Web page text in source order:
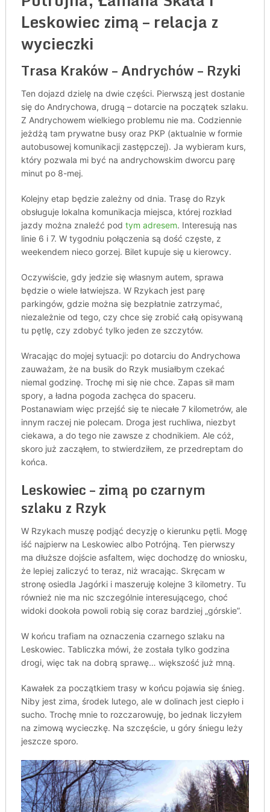
Leskowiec zimą – relacja z
wycieczki
Trasa Kraków – Andrychów – Rzyki
Ten dojazd dzielę na dwie części. Pierwszą jest dostanie
się do Andrychowa, drugą – dotarcie na początek szlaku.
Z Andrychowem wielkiego problemu nie ma. Codziennie
jeżdżą tam prywatne busy oraz PKP (aktualnie w formie
autobusowej komunikacji zastępczej). Ja wybieram kurs,
który pozwala mi być na andrychowskim dworcu parę
minut po 8-mej.
Kolejny etap będzie zależny od dnia. Trasę do Rzyk
obsługuje lokalna komunikacja miejsca, której rozkład
jazdy można znaleźć pod tym adresem. Interesują nas
linie 6 i 7. W tygodniu połączenia są dość częste, z
weekendem nieco gorzej. Bilet kupuje się u kierowcy.
Oczywiście, gdy jedzie się własnym autem, sprawa
będzie o wiele łatwiejsza. W Rzykach jest parę
parkingów, gdzie można się bezpłatnie zatrzymać,
niezależnie od tego, czy chce się zrobić całą opisywaną
tu pętlę, czy zdobyć tylko jeden ze szczytów.
Wracając do mojej sytuacji: po dotarciu do Andrychowa
zauważam, że na busik do Rzyk musiałbym czekać
niemal godzinę. Trochę mi się nie chce. Zapas sił mam
spory, a ładna pogoda zachęca do spaceru.
Postanawiam więc przejść się te niecałe 7 kilometrów, ale
innym raczej nie polecam. Droga jest ruchliwa, niezbyt
ciekawa, a do tego nie zawsze z chodnikiem. Ale cóż,
skoro już zacząłem, to stwierdziłem, ze przedreptam do
końca.
Leskowiec – zimą po czarnym
szlaku z Rzyk
W Rzykach muszę podjąć decyzję o kierunku pętli. Mogę
iść najpierw na Leskowiec albo Potrójną. Ten pierwszy
ma dłuższe dojście asfaltem, więc dochodzę do wniosku,
że lepiej zaliczyć to teraz, niż wracając. Skręcam w
stronę osiedla Jagórki i maszeruję kolejne 3 kilometry. Tu
również nie ma nic szczególnie interesującego, choć
widoki dookoła powoli robią się coraz bardziej „górskie”.
W końcu trafiam na oznaczenia czarnego szlaku na
Leskowiec. Tabliczka mówi, że została tylko godzina
drogi, więc tak na dobrą sprawę… większość już mną.
Kawałek za początkiem trasy w końcu pojawia się śnieg.
Niby jest zima, środek lutego, ale w dolinach jest ciepło i
sucho. Trochę mnie to rozczarowuję, bo jednak liczyłem
na zimową wycieczkę. Na szczęście, u góry śniegu leży
jeszcze sporo.